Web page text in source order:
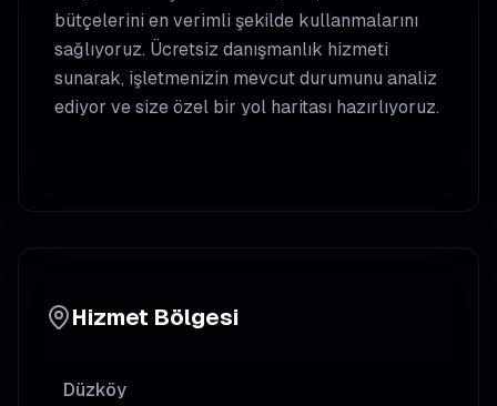
bütçelerini en verimli şekilde kullanmalarını
sağlıyoruz. Ücretsiz danışmanlık hizmeti
sunarak, işletmenizin mevcut durumunu analiz
ediyor ve size özel bir yol haritası hazırlıyoruz.
Hizmet Bölgesi
Düzköy